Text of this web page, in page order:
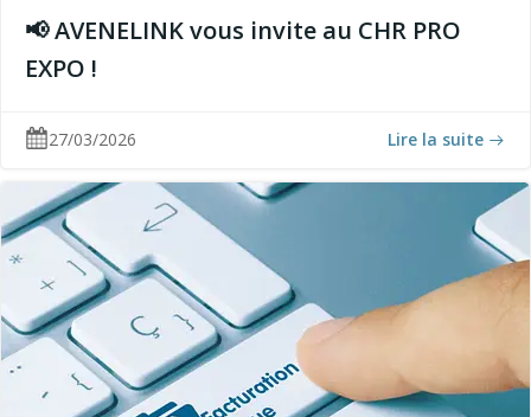
📢 AVENELINK vous invite au CHR PRO
EXPO !
27/03/2026 Lire la suite